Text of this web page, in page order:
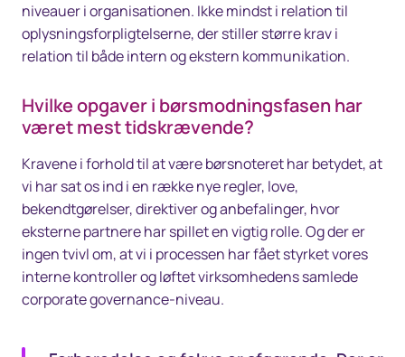
niveauer i organisationen. Ikke mindst i relation til
oplysningsforpligtelserne, der stiller større krav i
relation til både intern og ekstern kommunikation.
Hvilke opgaver i børsmodningsfasen har
været mest tidskrævende?
Kravene i forhold til at være børsnoteret har betydet, at
vi har sat os ind i en række nye regler, love,
bekendtgørelser, direktiver og anbefalinger, hvor
eksterne partnere har spillet en vigtig rolle. Og der er
ingen tvivl om, at vi i processen har fået styrket vores
interne kontroller og løftet virksomhedens samlede
corporate governance-niveau.